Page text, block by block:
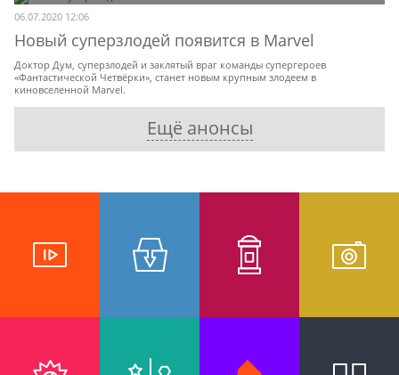
06.07.2020 12:06
Новый суперзлодей появится в Marvel
Доктор Дум, суперзлодей и заклятый враг команды супергероев
«Фантастической Четвёрки», станет новым крупным злодеем в
киновселенной Marvel.
Ещё анонсы